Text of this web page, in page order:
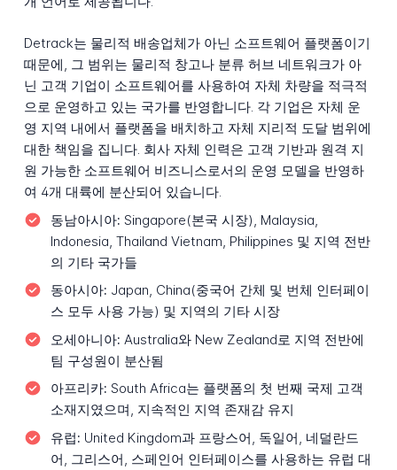
Detrack는 물리적 배송업체가 아닌 소프트웨어 플랫폼이기
때문에, 그 범위는 물리적 창고나 분류 허브 네트워크가 아
닌 고객 기업이 소프트웨어를 사용하여 자체 차량을 적극적
으로 운영하고 있는 국가를 반영합니다. 각 기업은 자체 운
영 지역 내에서 플랫폼을 배치하고 자체 지리적 도달 범위에
대한 책임을 집니다. 회사 자체 인력은 고객 기반과 원격 지
원 가능한 소프트웨어 비즈니스로서의 운영 모델을 반영하
여 4개 대륙에 분산되어 있습니다.
동남아시아: Singapore(본국 시장), Malaysia,
Indonesia, Thailand Vietnam, Philippines 및 지역 전반
의 기타 국가들
동아시아: Japan, China(중국어 간체 및 번체 인터페이
스 모두 사용 가능) 및 지역의 기타 시장
오세아니아: Australia와 New Zealand로 지역 전반에
팀 구성원이 분산됨
아프리카: South Africa는 플랫폼의 첫 번째 국제 고객
소재지였으며, 지속적인 지역 존재감 유지
유럽: United Kingdom과 프랑스어, 독일어, 네덜란드
어, 그리스어, 스페인어 인터페이스를 사용하는 유럽 대